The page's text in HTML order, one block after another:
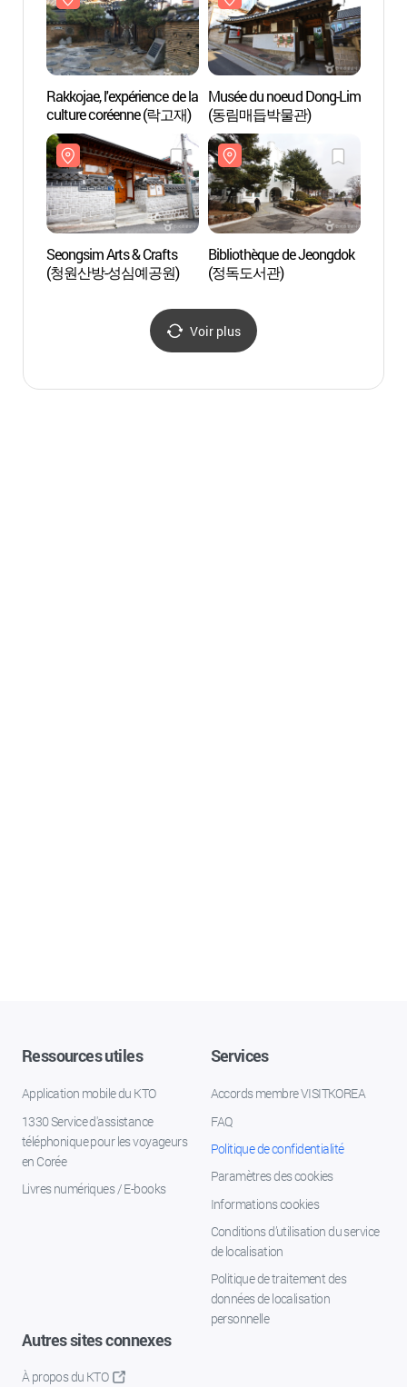
Rakkojae, l'expérience de la
culture coréenne (락고재)
Musée du noeud Dong-Lim
(동림매듭박물관)
Seongsim Arts & Crafts
(청원산방-성심예공원)
Bibliothèque de Jeongdok
(정독도서관)
Voir plus
Ressources utiles
Application mobile du KTO
1330 Service d'assistance
téléphonique pour les voyageurs
en Corée
Livres numériques / E-books
Services
Accords membre VISITKOREA
FAQ
Politique de confidentialité
Paramètres des cookies
Informations cookies
Conditions d’utilisation du service
de localisation
Politique de traitement des
données de localisation
personnelle
Autres sites connexes
À propos du KTO